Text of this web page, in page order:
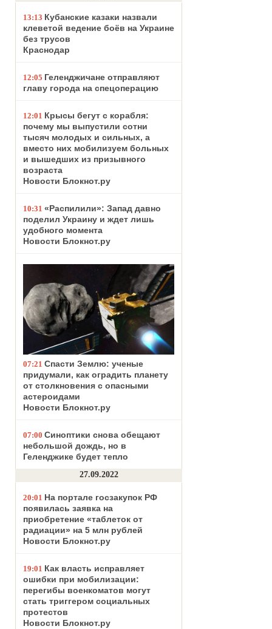
13:13 Кубанские казаки назвали
клеветой ведение боёв на Украине
без трусов
Краснодар
12:05 Геленджичане отправляют
главу города на спецоперацию
12:01 Крысы бегут с корабля:
почему мы выпустили сотни
тысяч молодых и сильных, а
вместо них мобилизуем больных
и вышедших из призывного
возраста
Новости Блокнот.ру
10:31 «Распилили»: Запад давно
поделил Украину и ждет лишь
удобного момента
Новости Блокнот.ру
07:21 Спасти Землю: ученые
придумали, как оградить планету
от столкновения с опасными
астероидами
Новости Блокнот.ру
07:00 Синоптики снова обещают
небольшой дождь, но в
Геленджике будет тепло
27.09.2022
20:01 На портале госзакупок РФ
появилась заявка на
приобретение «таблеток от
радиации» на 5 млн рублей
Новости Блокнот.ру
19:01 Как власть исправляет
ошибки при мобилизации:
перегибы военкоматов могут
стать триггером социальных
протестов
Новости Блокнот.ру